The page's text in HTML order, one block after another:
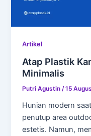
Artikel
Atap Plastik
Minimalis
Putri Agustin /15
Hunian modern
penutup area
estetis. Namun,